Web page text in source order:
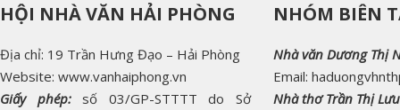
HỘI NHÀ VĂN HẢI PHÒNG
Địa chỉ: 19 Trần Hưng Đạo – Hải Phòng
Website: www.vanhaiphong.vn
Giấy phép:
số 03/GP-STTTT do Sở
NHÓM BIÊN
Nhà văn Dương Thị
Email:
Nhà thơ Trần Thị